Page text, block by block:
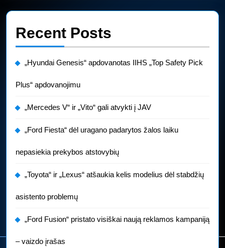
Recent Posts
„Hyundai Genesis“ apdovanotas IIHS „Top Safety Pick
Plus“ apdovanojimu
„Mercedes V“ ir „Vito“ gali atvykti į JAV
„Ford Fiesta“ dėl uragano padarytos žalos laiku
nepasiekia prekybos atstovybių
„Toyota“ ir „Lexus“ atšaukia kelis modelius dėl stabdžių
asistento problemų
„Ford Fusion“ pristato visiškai naują reklamos kampaniją
– vaizdo įrašas